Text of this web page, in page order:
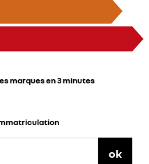
marques en 3 minutes
ok